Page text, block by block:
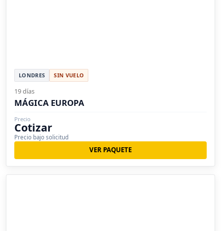
LONDRES SIN VUELO
19 días
MÁGICA EUROPA
Precio
Cotizar
Precio bajo solicitud
VER PAQUETE